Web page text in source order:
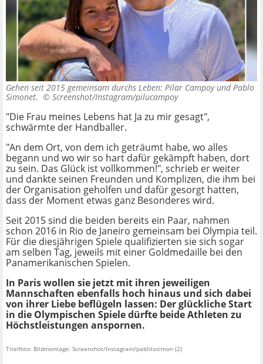
Gehen seit 2015 gemeinsam durchs Leben: Pilar Campoy und Pablo
Simonet. © Screenshot/Instagram/pilucampoy
"Die Frau meines Lebens hat Ja zu mir gesagt",
schwärmte der Handballer.
"An dem Ort, von dem ich geträumt habe, wo alles
begann und wo wir so hart dafür gekämpft haben, dort
zu sein. Das Glück ist vollkommen!", schrieb er weiter
und dankte seinen Freunden und Komplizen, die ihm bei
der Organisation geholfen und dafür gesorgt hatten,
dass der Moment etwas ganz Besonderes wird.
Seit 2015 sind die beiden bereits ein Paar, nahmen
schon 2016 in Rio de Janeiro gemeinsam bei Olympia teil.
Für die diesjährigen Spiele qualifizierten sie sich sogar
am selben Tag, jeweils mit einer Goldmedaille bei den
Panamerikanischen Spielen.
In Paris wollen sie jetzt mit ihren jeweiligen
Mannschaften ebenfalls hoch hinaus und sich dabei
von ihrer Liebe beflügeln lassen: Der glückliche Start
in die Olympischen Spiele dürfte beide Athleten zu
Höchstleistungen anspornen.
Titelfoto: Bildmontage: Screenshot/Instagram/pablitosimon (2)